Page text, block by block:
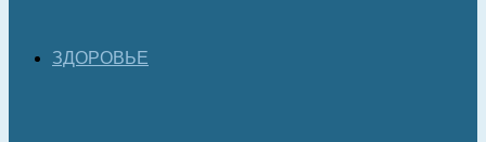
ЗДОРОВЬЕ